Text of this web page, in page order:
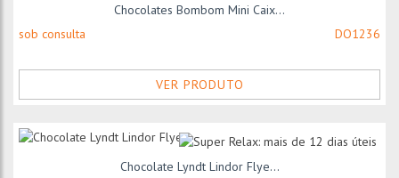
Chocolates Bombom Mini Caix...
sob consulta
DO1236
VER PRODUTO
Chocolate Lyndt Lindor Flye...